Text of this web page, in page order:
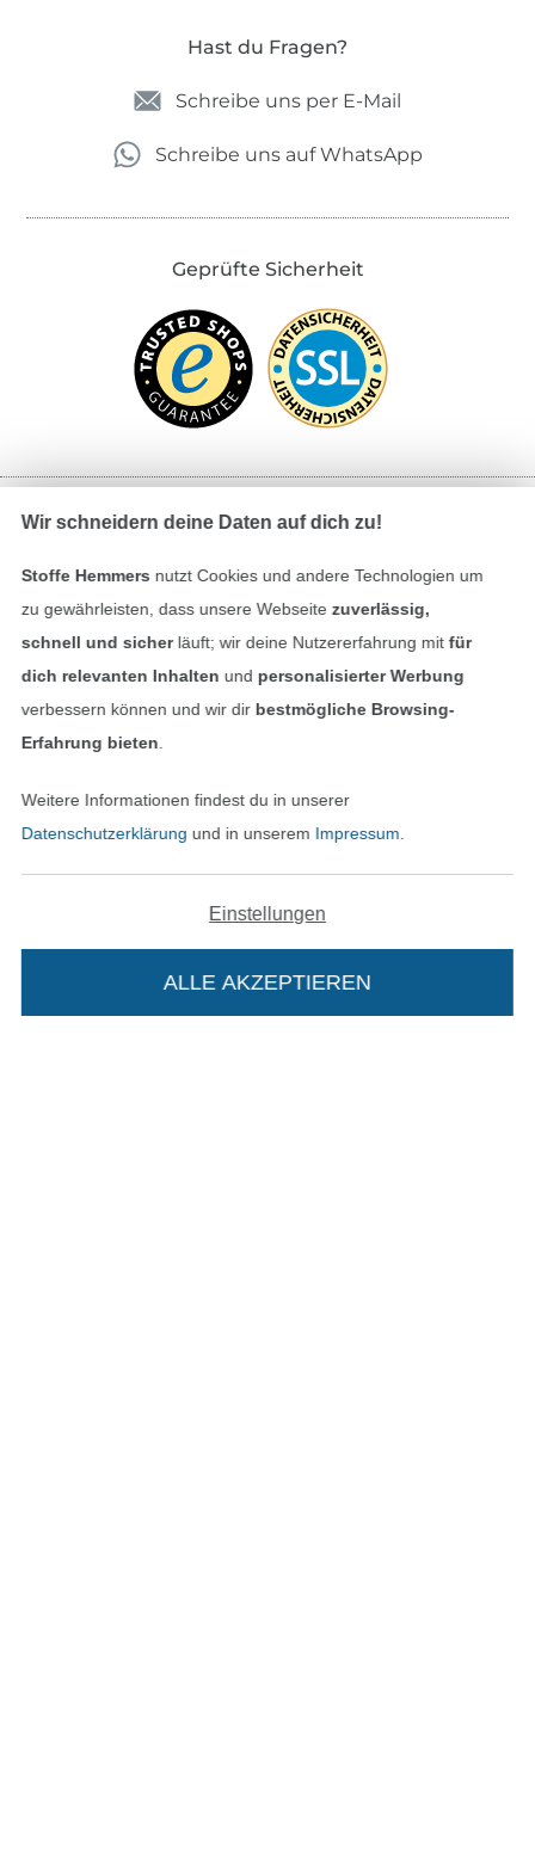
In deinen Warenkorb
Hast du Fragen?
Schreibe uns per E-Mail
Schreibe uns auf WhatsApp
Geprüfte Sicherheit
Unsere Versandpartner
AGB
In den deutschen Shop wechseln (aktuell
Wir schneidern deine Daten auf dich zu!
Stoffe Hemmers nutzt Cookies und andere Technologien um
zu gewährleisten, dass unsere Webseite zuverlässig,
schnell und sicherläuft; wir deine Nutzererfahrung mitfür
dich relevanten Inhalten und personalisierter Werbung
verbessern können und wir dir bestmögliche Browsing-
Erfahrung bieten
Weitere Informationen findest du in unserer
Datenschutzerklärung und in unserem Impressum
Einstellungen
ALLE AKZEPTIEREN